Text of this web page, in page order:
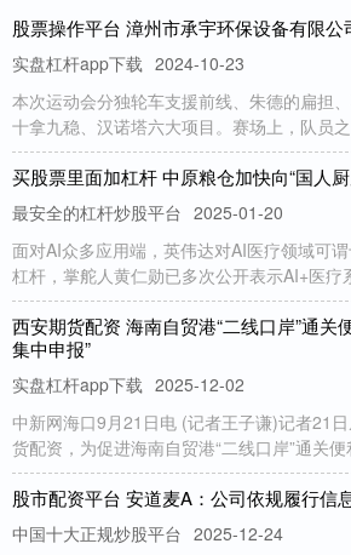
股票操作平台 漳州市承宇环保设备有限公
实盘杠杆app下载 2024-10-23
本次运动会分独轮车支援前线、朱德的扁担、
十拿九稳、汉诺塔六大项目。赛场上，队员
买股票里面加杠杆 中原粮仓加快向“国人
最安全的杠杆炒股平台 2025-01-20
面对AI众多应用端，英伟达对AI医疗领域可
杠杆，掌舵人黄仁勋已多次公开表示AI+医疗
西安期货配资 海南自贸港“二线口岸”通关
集中申报”
实盘杠杆app下载 2025-12-02
中新网海口9月21日电 (记者王子谦)记者21
货配资，为促进海南自贸港“二线口岸”通关
股市配资平台 安道麦A：公司依规履行信
中国十大正规炒股平台 2025-12-24